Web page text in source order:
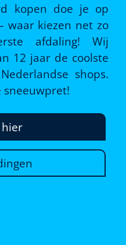
kopen doe je op
waar kiezen net zo
afdaling! Wij
12 jaar de coolste
shops.
sneeuwpret!
hier